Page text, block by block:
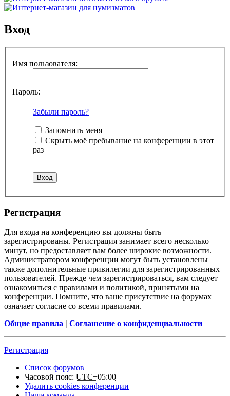
Вход
Имя пользователя:
Пароль:
Забыли пароль?
Запомнить меня
Скрыть моё пребывание на конференции в этот
раз
Регистрация
Для входа на конференцию вы должны быть
зарегистрированы. Регистрация занимает всего несколько
минут, но предоставляет вам более широкие возможности.
Администратором конференции могут быть установлены
также дополнительные привилегии для зарегистрированных
пользователей. Прежде чем зарегистрироваться, вам следует
ознакомиться с правилами и политикой, принятыми на
конференции. Помните, что ваше присутствие на форумах
означает согласие со всеми правилами.
Общие правила | Соглашение о конфиденциальности
Регистрация
Список форумов
Часовой пояс: UTC+05:00
Удалить cookies конференции